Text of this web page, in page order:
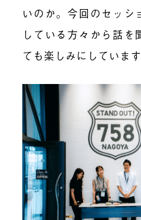
いのか。今回のセッシ
している方々から話を
ても楽しみにしていま